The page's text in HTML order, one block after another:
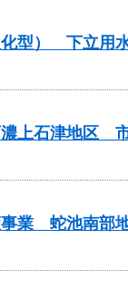
化型） 下立用
上石津地区
事業 蛇池南